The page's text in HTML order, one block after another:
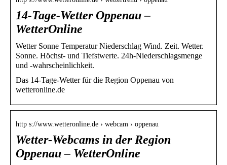
14-Tage-Wetter Oppenau –
WetterOnline
Wetter Sonne Temperatur Niederschlag Wind. Zeit. Wetter.
Sonne. Höchst- und Tiefstwerte. 24h-Niederschlagsmenge
und -wahrscheinlichkeit.
Das 14-Tage-Wetter für die Region Oppenau von
wetteronline.de
http s://www.wetteronline.de › webcam › oppenau
Wetter-Webcams in der Region
Oppenau – WetterOnline